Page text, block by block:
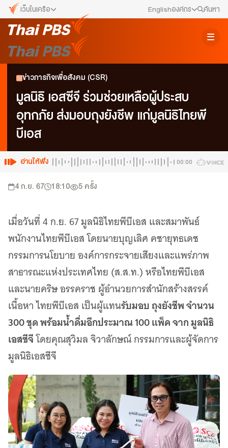
เว็บในเครือ
เว็บไซต์ในเครือ
ALTV
VIPA
พื้นที่นำเสนอวาระของสังคม
Thai PBS Podcast
View The World via The Voice
Thai PBS World
เว็บไซต์บริการ
เพราะพลังการสื่อสารอยู่ในมือคุณ
Locals
นิเวศสื่อสาธารณะท้องถิ่นคุณภาพ
Policy Watch
จับตาอนาคตประเทศไทย
Making Data Visible
Englishองค์กร
ข่าวประชาสัมพันธ์
คณะกรรมการนโยบาย ส.ส.ท.
สภาผู้ชมและผู้ฟังรายการ
ค้นหา
ข่าวภารกิจเพื่อสังคม (CSR)
มูลนิธิ เอสซีจี ร่วมช่วยเหลือผู้ประสบ
อุทกภัย ส่งมอบถุงยังชีพ แก่มูลนิธิไทยพี
บีเอส
อ่านให้ฟัง 00:00
4 ก.ย. 67 18:10 5 ครั้ง
เมื่อวันที่ 4 ก.ย. 67 มูลนิธิไทยพีบีเอส และสมาพันธ์
พนักงานไทยพีบีเอส โดยนายบุญเลิศ คชายุทธเดช
กรรมการนโยบาย องค์การกระจายเสียงและแพร่ภาพ
สาธารณะแห่งประเทศไทย (ส.ส.ท.) หรือไทยพีบีเอส
และนายคริษ อรรคราช ผู้อำนวยการสำนักสร้างสรรค์
เนื้อหา ไทยพีบีเอส เป็นผู้แทนรับมอบ ถุงยังชีพ จำนวน
300 ชุด พร้อมน้ำดื่มอีกประมาณ 100 แพ็ค จาก มูลนิธิ
เอสซีจีโดยคุณสุวิมล จิวาลักษณ์ กรรมการและผู้จัดการ
มูลนิธิเอสซีจี